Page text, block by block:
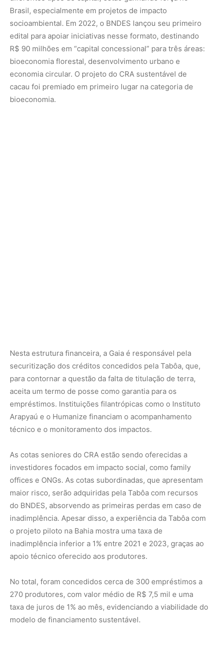
Brasil, especialmente em projetos de impacto
socioambiental. Em 2022, o BNDES lançou seu primeiro
edital para apoiar iniciativas nesse formato, destinando
R$ 90 milhões em “capital concessional” para três áreas:
bioeconomia florestal, desenvolvimento urbano e
economia circular. O projeto do CRA sustentável de
cacau foi premiado em primeiro lugar na categoria de
bioeconomia.
Nesta estrutura financeira, a Gaia é responsável pela
securitização dos créditos concedidos pela Tabôa, que,
para contornar a questão da falta de titulação de terra,
aceita um termo de posse como garantia para os
empréstimos. Instituições filantrópicas como o Instituto
Arapyaú e o Humanize financiam o acompanhamento
técnico e o monitoramento dos impactos.
As cotas seniores do CRA estão sendo oferecidas a
investidores focados em impacto social, como family
offices e ONGs. As cotas subordinadas, que apresentam
maior risco, serão adquiridas pela Tabôa com recursos
do BNDES, absorvendo as primeiras perdas em caso de
inadimplência. Apesar disso, a experiência da Tabôa com
o projeto piloto na Bahia mostra uma taxa de
inadimplência inferior a 1% entre 2021 e 2023, graças ao
apoio técnico oferecido aos produtores.
No total, foram concedidos cerca de 300 empréstimos a
270 produtores, com valor médio de R$ 7,5 mil e uma
taxa de juros de 1% ao mês, evidenciando a viabilidade do
modelo de financiamento sustentável.